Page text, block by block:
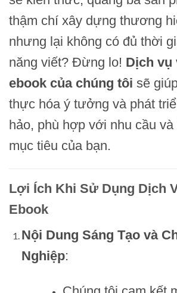
thậm chí xây dựng thương
nhưng lại không có đủ thời
năng viết? Đừng lo! Dịch vụ
ebook của chúng tôi sẽ
thực hóa ý tưởng và phát
hảo, phù hợp với nhu cầu
mục tiêu của bạn.
Lợi Ích Khi Sử Dụng Dịch
Ebook
Nội Dung Sáng Tạo và
Nghiệp: